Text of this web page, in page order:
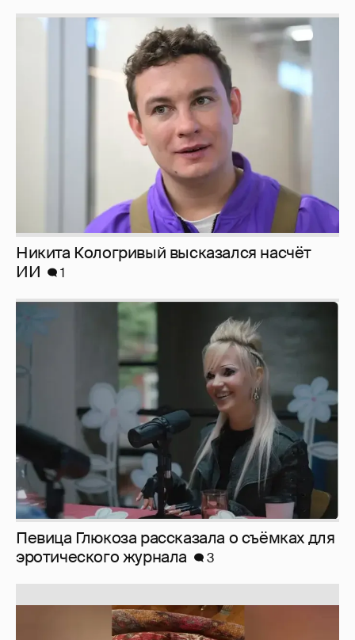
Никита Кологривый высказался насчёт
Певица Глюкоза рассказала о съёмках для
эротического журнала
3
Юлия Высоцкая выложила селфи без